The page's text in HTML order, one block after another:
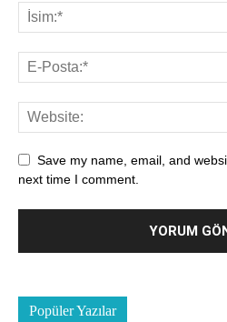
Save my name, email, and
next time I comment.
Popüler Yazılar